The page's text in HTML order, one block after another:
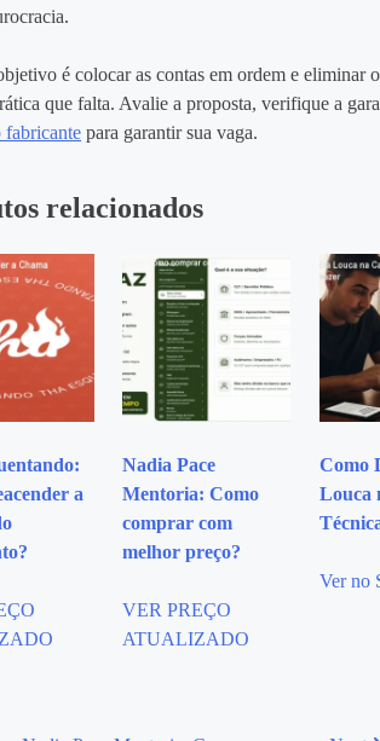
é colocar as contas em ordem e eliminar
que falta. Avalie a proposta, verifique a
fabricante para garantir sua vaga.
relacionados
a
Nadia Pace
Mentoria: Como
comprar com
melhor preço?
VER PREÇO
ATUALIZADO
Como
Louca
Ver no